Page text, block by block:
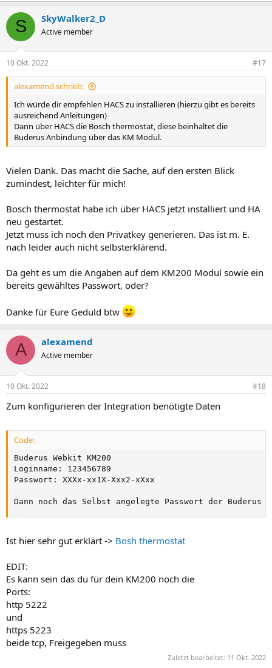
S SkyWalker2_D
Active member
10 Okt. 2022 #17
alexamend schrieb:
Ich würde dir empfehlen HACS zu installieren (hierzu gibt es bereits
ausreichend Anleitungen)
Dann über HACS die Bosch thermostat, diese beinhaltet die
Buderus Anbindung über das KM Modul.
Vielen Dank. Das macht die Sache, auf den ersten Blick
zumindest, leichter für mich!
Bosch thermostat habe ich über HACS jetzt installiert und HA
neu gestartet.
Jetzt muss ich noch den Privatkey generieren. Das ist m. E.
nach leider auch nicht selbsterklärend.
Da geht es um die Angaben auf dem KM200 Modul sowie ein
bereits gewähltes Passwort, oder?
Danke für Eure Geduld btw
A alexamend
Active member
10 Okt. 2022 #18
Zum konfigurieren der Integration benötigte Daten
Code:
Buderus Webkit KM200
Loginname: 123456789
Passwort: XXXx-xx1X-Xxx2-xXxx
Dann noch das Selbst angelegte Passwort der Buderus
Ist hier sehr gut erklärt -> Bosh thermostat
EDIT:
Es kann sein das du für dein KM200 noch die
Ports:
http 5222
und
https 5223
beide tcp, Freigegeben muss
Zuletzt bearbeitet: 11 Okt. 2022